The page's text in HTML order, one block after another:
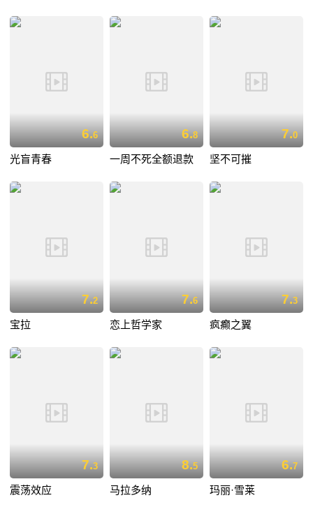
6.6
光盲青春
6.8
一周不死全额退款
7.0
坚不可摧
7.2
宝拉
7.6
恋上哲学家
7.3
疯癫之翼
7.3
震荡效应
8.5
马拉多纳
6.7
玛丽·雪莱